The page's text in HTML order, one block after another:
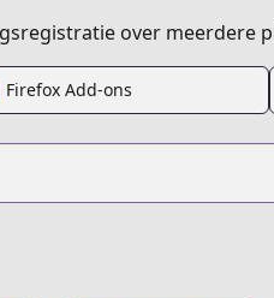
over meerdere
Firefox Add-ons